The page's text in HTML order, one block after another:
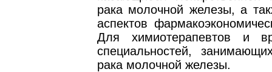
рака молочной железы, а
аспектов
Для химиотерапевтов и
специальностей,
рака молочной железы.